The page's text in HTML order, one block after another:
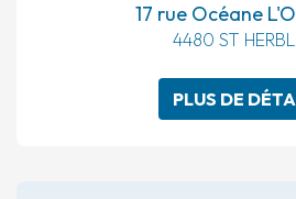
17 rue Océane
4480 ST
PLUS DE